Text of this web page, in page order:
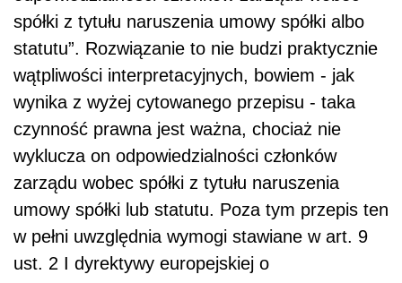
spółki z tytułu naruszenia umowy spółki albo
statutu”. Rozwiązanie to nie budzi praktycznie
wątpliwości interpretacyjnych, bowiem - jak
wynika z wyżej cytowanego przepisu - taka
czynność prawna jest ważna, chociaż nie
wyklucza on odpowiedzialności członków
zarządu wobec spółki z tytułu naruszenia
umowy spółki lub statutu. Poza tym przepis ten
w pełni uwzględnia wymogi stawiane w art. 9
ust. 2 I dyrektywy europejskiej o